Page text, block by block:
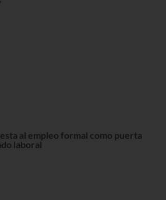
al empleo formal como puerta
laboral